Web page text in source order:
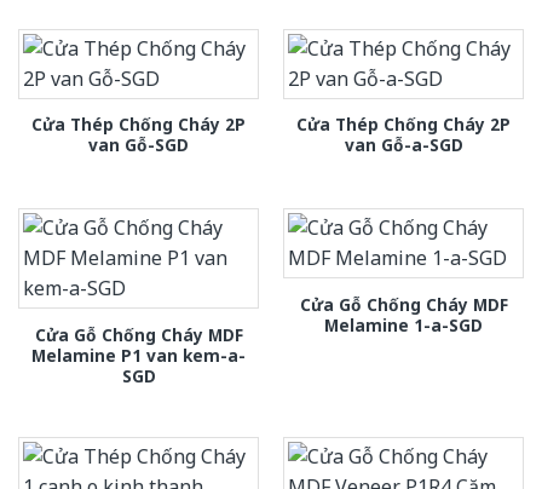
Cửa Thép Chống Cháy 2P
van Gỗ-SGD
Cửa Thép Chống Cháy 2P
van Gỗ-a-SGD
Cửa Gỗ Chống Cháy MDF
Melamine P1 van kem-a-
SGD
Cửa Gỗ Chống Cháy MDF
Melamine 1-a-SGD